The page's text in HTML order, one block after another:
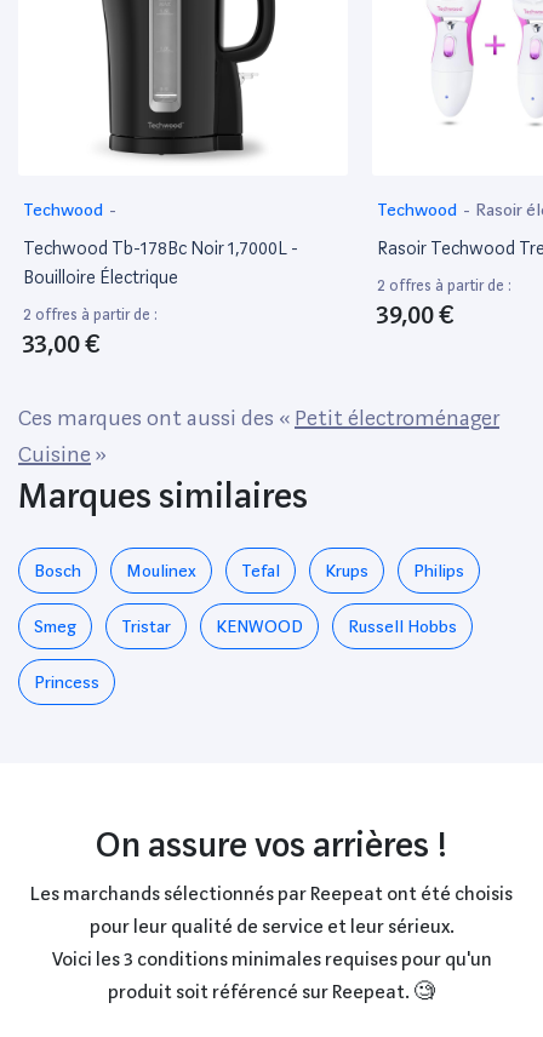
Techwood -
Techwood Tb-178Bc Noir 1,7000L -
Bouilloire Électrique
2 offres à partir de :
33,00 €
Techwood - Rasoir
Rasoir Techwood
2 offres à partir de :
39,00 €
Ces marques ont aussi des « Petit électroménager
Cuisine »
Marques similaires
Bosch Moulinex Tefal Krups Philips
Smeg Tristar KENWOOD Russell Hobbs
Princess
On assure vos arrières !
Les marchands sélectionnés par Reepeat ont été choisis
pour leur qualité de service et leur sérieux.
Voici les 3 conditions minimales requises pour qu'un
produit soit référencé sur Reepeat. 🧐